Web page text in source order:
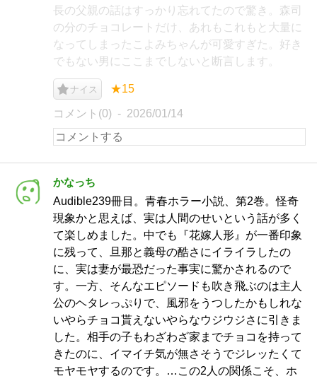
長の父親の話はすっかり忘れてたので驚き。森司
の分のチョコレートだけ、あれもこれもと大量に
なってしまったこよみちゃんが可愛すぎた。好き
でもない男にここまでしないと断言します。
ナイス ★15
コメント(0) 2026/01/14
かなっち
Audible239冊目。青春ホラー小説、第2巻。怪奇
現象かと思えば、実は人間のせいという話が多く
て楽しめました。中でも『花嫁人形』が一番印象
に残って、旦那と義母の酷さにイライラしたの
に、実は妻が最恐だった事実に驚かされるので
す。一方、そんなエピソードも吹き飛ぶのは主人
公のヘタレっぷりで、風邪をうつしたかもしれな
いやらチョコ貰えないやらなウジウジさに引きま
した。相手の子もわざわざ家までチョコを持って
きたのに、イマイチ気が無さそうでジレッたくて
モヤモヤするのです。…この2人の関係こそ、ホ